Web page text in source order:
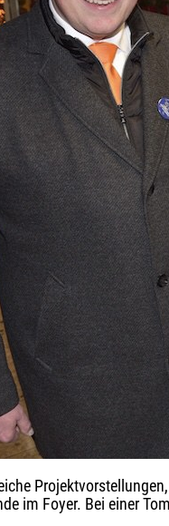
im Foyer. Bei einer